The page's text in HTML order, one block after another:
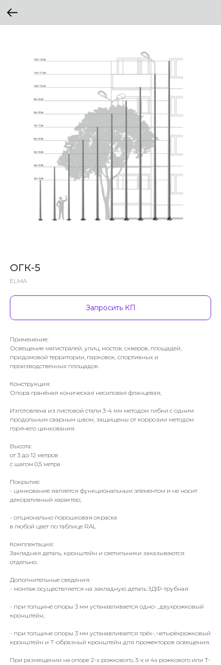
ОГК-5
ELMA
Запросить КП
Применение:
Освещение магистралей, улиц, мостов, скверов, площадей,
придомовой территории, парковок, спортивных и
производственных площадок.
Конструкция:
Опора гранёная коническая несиловая фланцевая;
Изготовлена из листовой стали 3-4 мм методом гибки с одним
продольным сварным швом, защищены от коррозии методом
горячего цинкования
Высота:
от 3 до 12 метров
с шагом 0,5 метра
Покрытие:
- цинкование является функциональным элементом и не носит
декоративный характер;
- опционально порошковая окраска
в любой цвет по таблице RAL
Комплектация:
Закладная деталь, кронштейн и светильники заказываются
отдельно.
Дополнительные сведения:
- монтаж осуществляется на закладную деталь ЗДФ-трубная
- при толщине опоры 3 мм устанавливается одно-, двухрожковый
кронштейн;
- при толщине опоры 3 мм устанавливается трёх-, четырёхрожковый
кронштейн и Т-образный кронштейн для прожекторов освещения.
При размещении на опоре 2-х рожкового, 3-х и 4х рожкового или Т-